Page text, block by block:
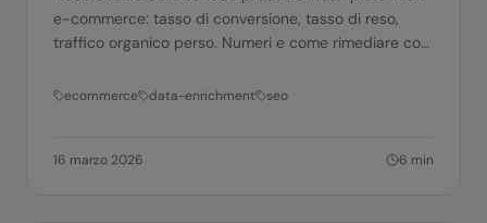
e-commerce: tasso di conversione, tasso di reso,
traffico organico perso. Numeri e come rimediare con
ecommerce data-enrichment seo
16 marzo 2026 6 min